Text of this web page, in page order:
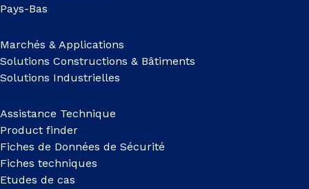
Pays-Bas
Marchés & Applications
Solutions Constructions & Bâtiments
Solutions Industrielles
Assistance Technique
Product finder
Fiches de Données de Sécurité
Fiches techniques
Etudes de cas